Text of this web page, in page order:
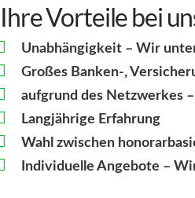
Ihre Vorteile bei
Unabhängigkeit – Wir
Großes Banken-,
aufgrund des Netzwerkes
Langjährige Erfahrung
Wahl zwischen
Individuelle Angebote –